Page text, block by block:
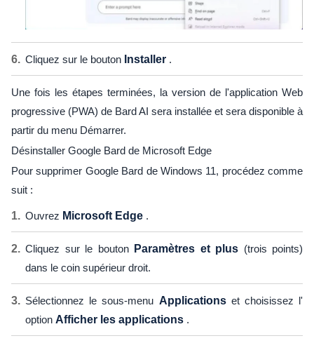
Cliquez sur le bouton Installer .
Une fois les étapes terminées, la version de l'application Web
progressive (PWA) de Bard AI sera installée et sera disponible à
partir du menu Démarrer.
Désinstaller Google Bard de Microsoft Edge
Pour supprimer Google Bard de Windows 11, procédez comme
suit :
Ouvrez Microsoft Edge .
Cliquez sur le bouton Paramètres et plus (trois points)
dans le coin supérieur droit.
Sélectionnez le sous-menu Applicationset choisissez l'
option Afficher les applications .